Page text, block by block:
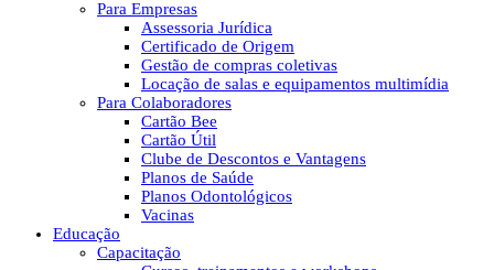
Para Empresas
Assessoria Jurídica
Certificado de Origem
Gestão de compras coletivas
Locação de salas e equipamentos multimídia
Para Colaboradores
Cartão Bee
Cartão Útil
Clube de Descontos e Vantagens
Planos de Saúde
Planos Odontológicos
Vacinas
Educação
Capacitação